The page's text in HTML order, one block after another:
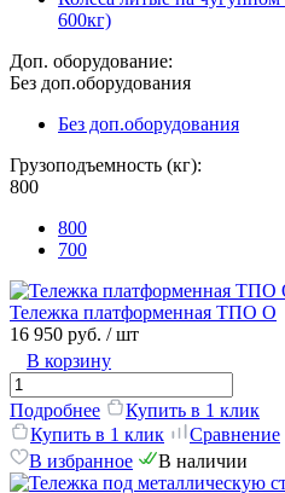
600кг)
Доп. оборудование:
Без доп.оборудования
Без доп.оборудования
Грузоподъемность (кг):
800
800
700
Тележка платформенная ТПО О
16 950 руб. / шт
В корзину
Подробнее
Купить в 1 клик
Купить в 1 клик
Сравнение
В избранное
В наличии